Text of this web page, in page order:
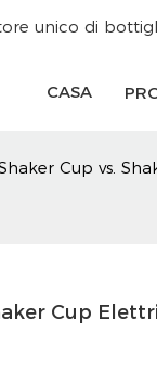
unico di
CASA
Cup vs.
Cup